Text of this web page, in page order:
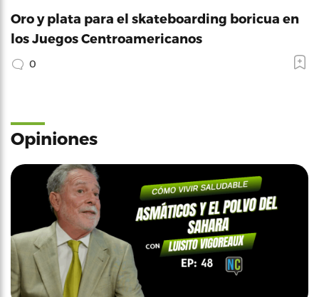
Oro y plata para el skateboarding boricua en
los Juegos Centroamericanos
0
Opiniones